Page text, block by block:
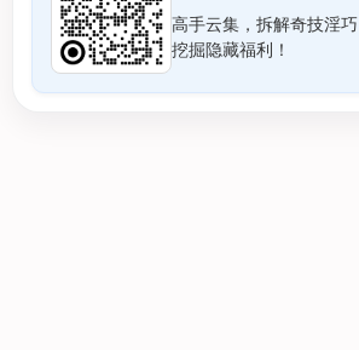
高手云集，拆解奇技淫巧
挖掘隐藏福利！